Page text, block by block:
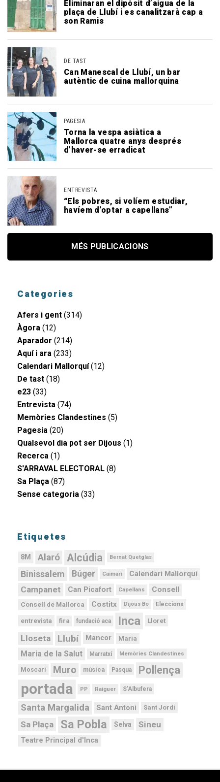
Eliminaran el dipòsit d’aigua de la
plaça de Llubí i es canalitzarà cap a
son Ramis
DE TAST
Can Manescal de Llubí, un bar
autèntic de cuina mallorquina
PAGESIA
Torna la vespa asiàtica a
Mallorca quatre anys després
d’haver-se erradicat
ENTREVISTA
“Els pobres, si volíem estudiar,
havíem d’optar a capellans”
MÉS PUBLICACIONS
Categories
Afers i gent (314)
Àgora (12)
Aparador (214)
Aquí i ara (233)
Calendari Mallorquí(12)
De tast (18)
e23 (33)
Entrevista (74)
Memòries Clandestines (5)
Pagesia (20)
Qualsevol dia pot ser Dijous (1)
Recerca (1)
S'ARRAVAL ELECTORAL (8)
Sa Plaça (87)
Sense categoria (33)
Etiquetes
8M Alaró Alcúdia Bernat Quetglas
Binissalem Búger Caimari Calendari Mallorquí
Campanet Can Picafort Capellans Consell
Consell de Mallorca Costitx Dijous Bo Eleccions
entrevista fira fundació aca Inca Lloret
Lloseta Llubí Mancor Maria
Maria de la Salut Marratxí Memòries Clandestines
Moscari Muro música Pasqua Pollença
portada PP Raiguer S'Albufera
Santa Margalida Sant Antoni Sant Jordi
Sa Plaça Sa Pobla Selva Sineu
Teatre Principal d'Inca